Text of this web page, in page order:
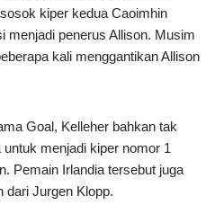
kiper kedua Caoimhin
menjadi penerus Allison. Musim
kali menggantikan Allison
Goal, Kelleher bahkan tak
menjadi kiper nomor 1
Pemain Irlandia tersebut juga
dari Jurgen Klopp.